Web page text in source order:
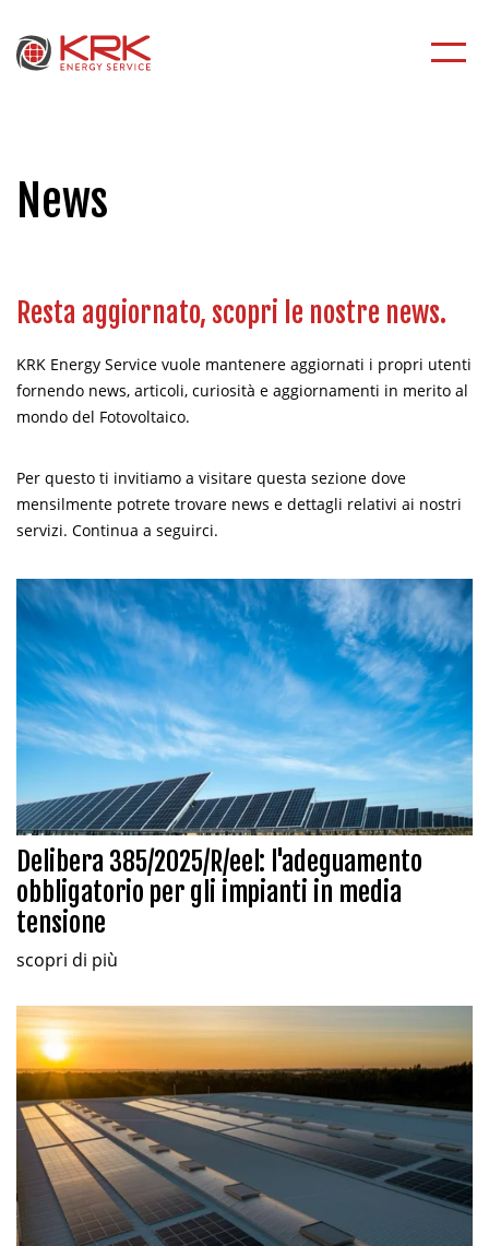
News
Resta aggiornato, scopri le nostre news.
KRK Energy Service vuole mantenere aggiornati i propri utenti
fornendo news, articoli, curiosità e aggiornamenti in merito al
mondo del Fotovoltaico.
Per questo ti invitiamo a visitare questa sezione dove
mensilmente potrete trovare news e dettagli relativi ai nostri
servizi. Continua a seguirci.
Delibera 385/2025/R/eel: l'adeguamento
obbligatorio per gli impianti in media
tensione
scopri di più